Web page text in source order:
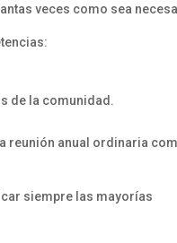
veces como sea
de la comunidad.
reunión anual ordinaria
siempre las mayorías